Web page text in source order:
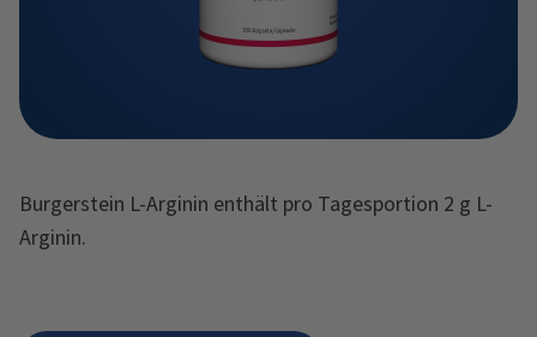
Burgerstein L-Arginin enthält pro Tagesportion 2 g L-
Arginin.